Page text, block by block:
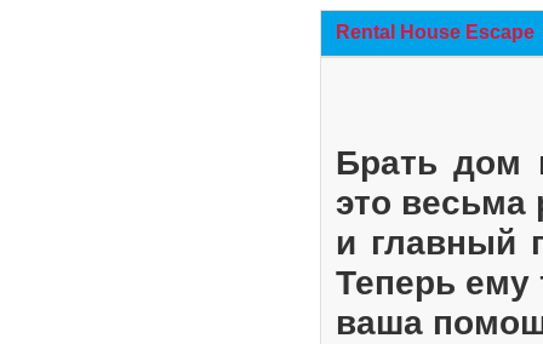
Rental House Escape
Брать дом
это весьма
и главный
Теперь ему
ваша